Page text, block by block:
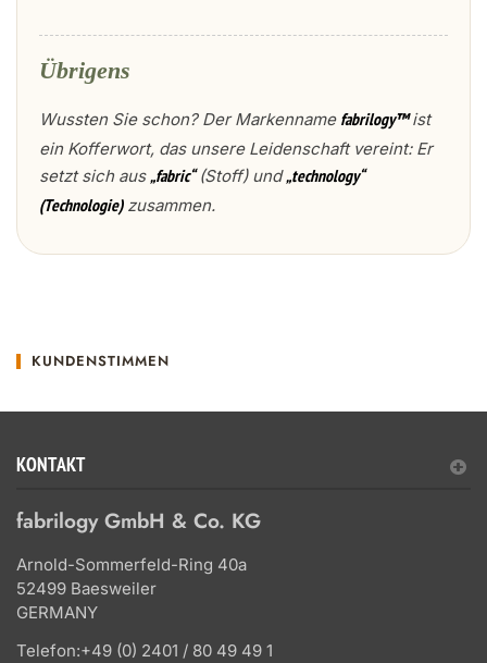
Übrigens
Wussten Sie schon? Der Markenname fabrilogy™ist
ein Kofferwort, das unsere Leidenschaft vereint: Er
setzt sich aus„fabric“(Stoff) und„technology“
(Technologie)zusammen.
KUNDENSTIMMEN
KONTAKT
fabrilogy GmbH & Co. KG
Arnold-Sommerfeld-Ring 40a
52499 Baesweiler
GERMANY
Telefon:+49 (0) 2401 / 80 49 49 1